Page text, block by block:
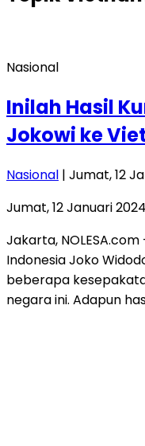
Nasional
Inilah Hasil
Jokowi ke
Nasional | Jumat, 12
Jumat, 12 Januari
Jakarta,
Indonesia Joko
beberapa
negara ini. Adapun